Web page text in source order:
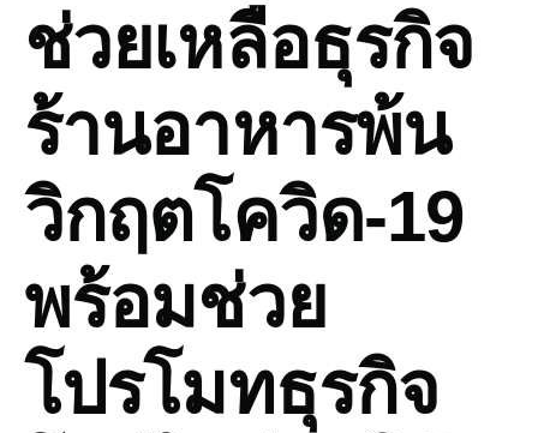
ช่วยเหลือธุรกิจ
ร้านอาหารพ้น
วิกฤตโควิด-19
พร้อมช่วย
โปรโมทธุรกิจ